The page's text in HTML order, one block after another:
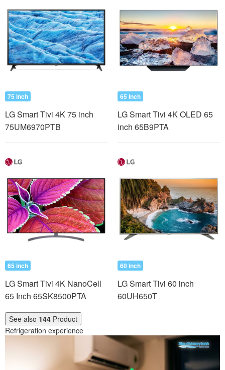
75 inch
LG Smart Tivi 4K 75 inch
75UM6970PTB
65 inch
LG Smart Tivi 4K OLED 65
inch 65B9PTA
65 inch
LG Smart Tivi 4K NanoCell
65 Inch 65SK8500PTA
60 inch
LG Smart Tivi 60 inch
60UH650T
See also 144 Product
Refrigeration experience